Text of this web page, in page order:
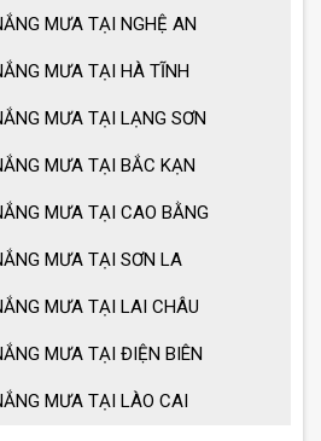
MƯA TẠI NGHỆ AN
MƯA TẠI HÀ TĨNH
MƯA TẠI LẠNG SƠN
MƯA TẠI BẮC KẠN
MƯA TẠI CAO BẰNG
MƯA TẠI SƠN LA
MƯA TẠI LAI CHÂU
MƯA TẠI ĐIỆN BIÊN
MƯA TẠI LÀO CAI